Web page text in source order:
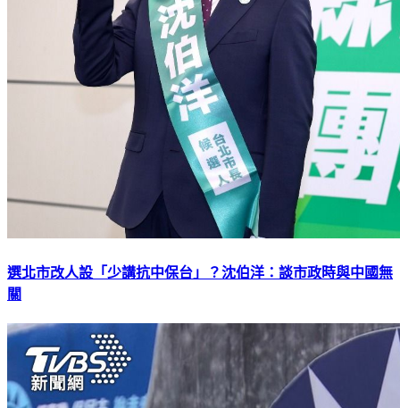
選北市改人設「少講抗中保台」？沈伯洋：談市政時與中國無
關